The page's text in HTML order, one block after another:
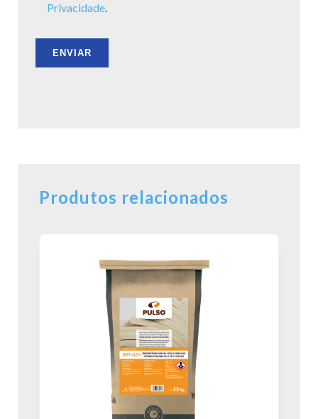
Privacidade.
Produtos relacionados